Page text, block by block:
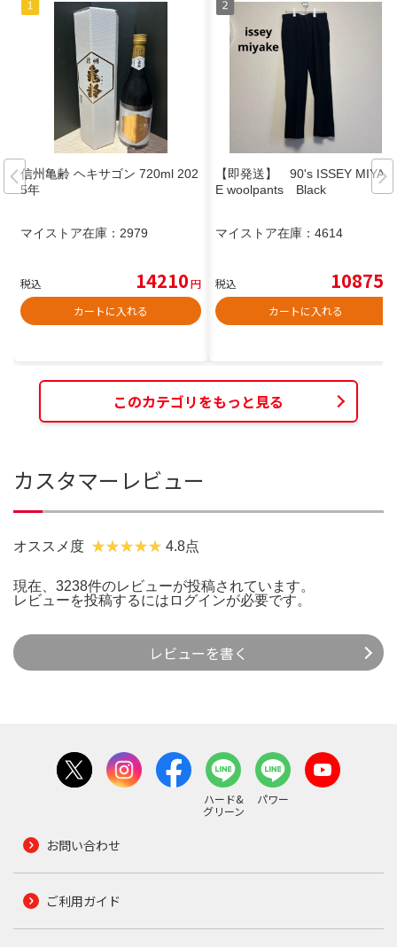
信州亀齢 ヘキサゴン 720ml 202
5年
マイストア在庫： 2979
税込 14210円
カートに入れる
【即発送】 90's ISSEY MIYAK
E woolpants Black
マイストア在庫： 4614
税込 10875
カートに入れる
このカテゴリをもっと見る
カスタマーレビュー
オススメ度 4.8点
現在、3238件のレビューが投稿されています。
レビューを投稿するには ログインが必要です。
レビューを書く
ハード&
グリーン
パワー
お問い合わせ
ご利用ガイド